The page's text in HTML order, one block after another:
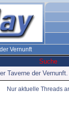
Vernunft
Suche
Taverne der Vernunft.
Nur aktuelle Threads